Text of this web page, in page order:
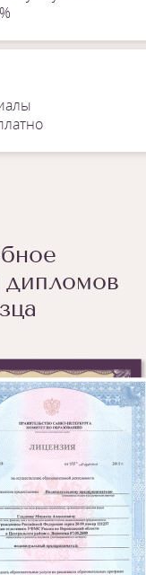
дипломов